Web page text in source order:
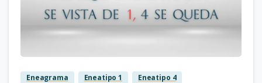
Eneagrama Eneatipo 1 Eneatipo 4